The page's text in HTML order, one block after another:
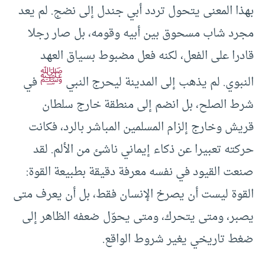
بهذا المعنى يتحول تردد أبي جندل إلى نضج. لم يعد
مجرد شاب مسحوق بين أبيه وقومه، بل صار رجلا
قادرا على الفعل، لكنه فعل مضبوط بسياق العهد
النبوي. لم يذهب إلى المدينة ليحرج النبيﷺفي
شرط الصلح، بل انضم إلى منطقة خارج سلطان
قريش وخارج إلزام المسلمين المباشر بالرد، فكانت
حركته تعبيرا عن ذكاء إيماني ناشئ من الألم. لقد
صنعت القيود في نفسه معرفة دقيقة بطبيعة القوة:
القوة ليست أن يصرخ الإنسان فقط، بل أن يعرف متى
يصبر، ومتى يتحرك، ومتى يحوّل ضعفه الظاهر إلى
ضغط تاريخي يغير شروط الواقع.